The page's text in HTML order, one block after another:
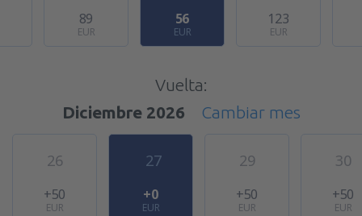
89
EUR
56
EUR
123
EUR
Vuelta:
Diciembre 2026
Cambiar mes
26
+50
EUR
27
+0
EUR
29
+50
EUR
30
+50
EUR